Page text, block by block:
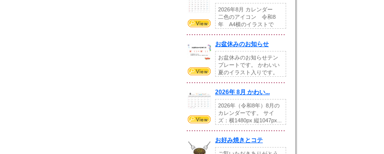
2026年8月 カレンダー
二色のアイコン 令和8
年 A4横のイラストで
お盆休みのお知らせ
お盆休みのお知らせテン
プレートです。 かわいい
夏のイラスト入りです。
2026年 8月 かわい...
2026年（令和8年）8月の
カレンダーです。 サイ
ズ：横1480px 縦1047px...
お好み焼きとコテ